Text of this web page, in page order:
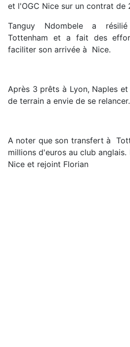
et l'OGC Nice sur un contrat de
Tanguy Ndombele a
Tottenham et a fait des
faciliter son arrivée à Nice.
Après 3 prêts à Lyon, Naples
de terrain a envie de se relancer.
A noter que son transfert à
millions d'euros au club
Nice et rejoint Florian